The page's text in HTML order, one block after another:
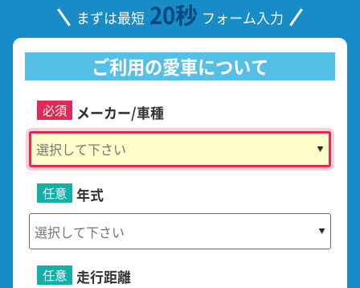
まずは最短 20秒 フォーム入力
ご利用の愛車について
メーカー/車種
必須
年式
任意
走行距離
任意